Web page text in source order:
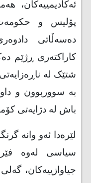
ئەکادیمییەکان،
پۆلیس و
دەسەڵاتی
کاراکتەری ڕژێم
شتێک لە ناڕەزایەتی
بە سووربوون و
باش لە دژایەتی
لێرەدا ئەو وانە
سیاسی لەوە
جیاوازییەکان،